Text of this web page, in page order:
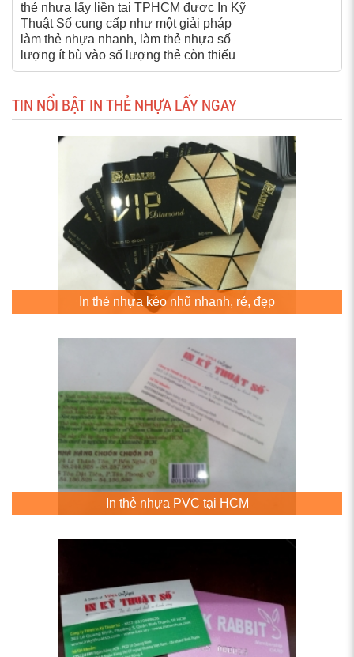
thẻ nhựa lấy liền tại TPHCM được In Kỹ
Thuật Số cung cấp như một giải pháp
làm thẻ nhựa nhanh, làm thẻ nhựa số
lượng ít bù vào số lượng thẻ còn thiếu
TIN NỔI BẬT IN THẺ NHỰA LẤY NGAY
In thẻ nhựa kéo nhũ nhanh, rẻ, đẹp
In thẻ nhựa PVC tại HCM